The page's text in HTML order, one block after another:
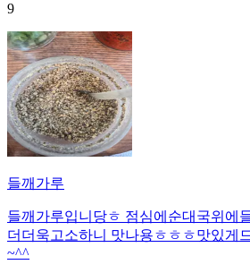
9
들깨가루
들깨가루입니당ㅎ 점심에순대국위에
더더욱고소하니 맛나용ㅎㅎㅎ맛있게
~^^